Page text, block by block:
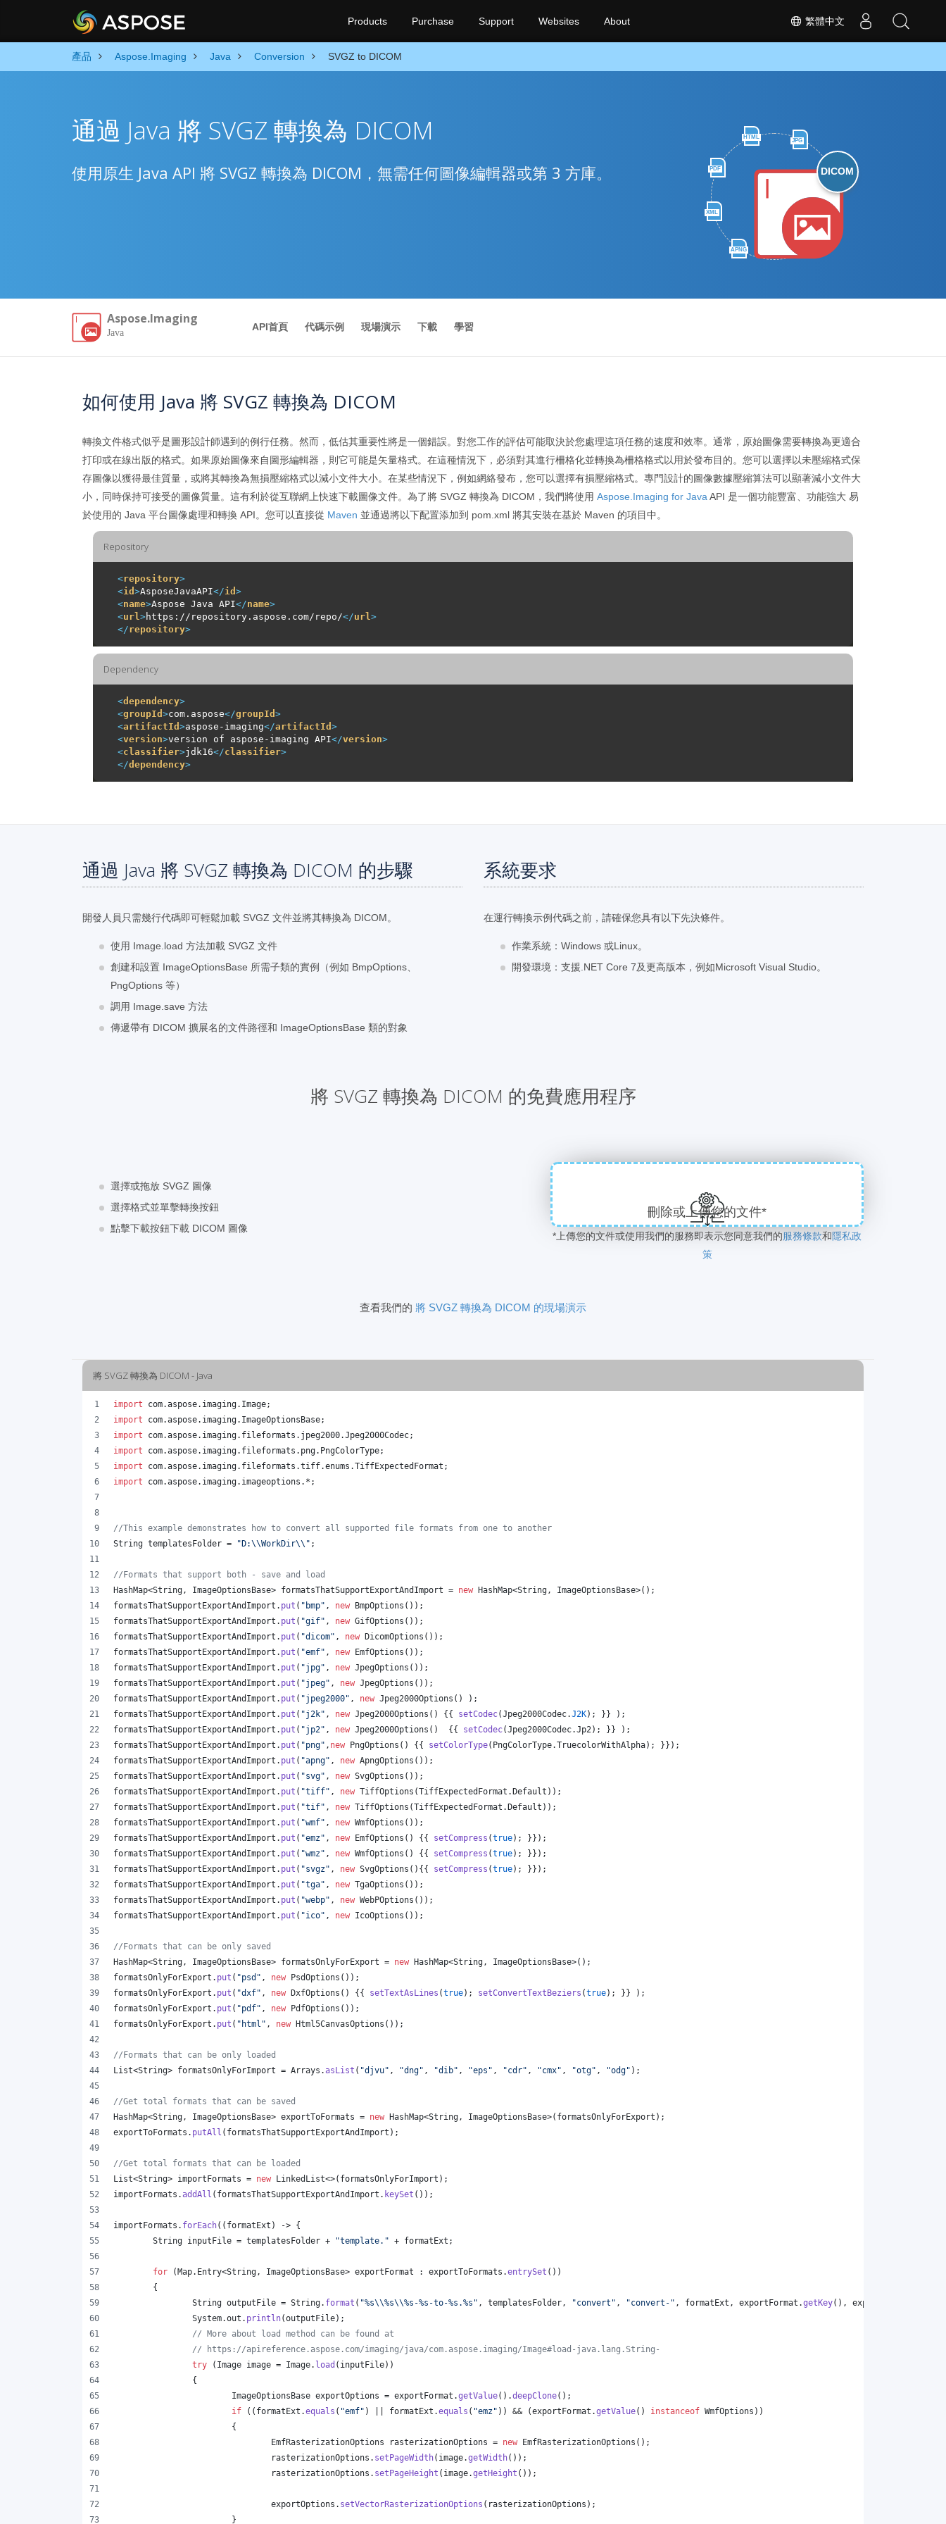
繁體中文
Products Purchase Support Websites About
產品 Aspose.Imaging Java Conversion SVGZ to DICOM
HTML
JPG
PDF
XML
APNG
DICOM
通過 Java 將 SVGZ 轉換為 DICOM
使用原生 Java API 將 SVGZ 轉換為 DICOM，無需任何圖像編輯器或第 3 方庫。
Aspose.Imaging
Java
API首頁 代碼示例 現場演示 下載 學習
如何使用 Java 將 SVGZ 轉換為 DICOM
轉換文件格式似乎是圖形設計師遇到的例行任務。然而，低估其重要性將是一個錯誤。對您工作的評估可能取決於您處理這項任務的速度和效率。通常，原始圖像需要轉換為更適合
打印或在線出版的格式。如果原始圖像來自圖形編輯器，則它可能是矢量格式。在這種情況下，必須對其進行柵格化並轉換為柵格格式以用於發布目的。您可以選擇以未壓縮格式保
存圖像以獲得最佳質量，或將其轉換為無損壓縮格式以減小文件大小。在某些情況下，例如網絡發布，您可以選擇有損壓縮格式。專門設計的圖像數據壓縮算法可以顯著減小文件大
小，同時保持可接受的圖像質量。這有利於從互聯網上快速下載圖像文件。為了將 SVGZ 轉換為 DICOM，我們將使用 Aspose.Imaging for Java API 是一個功能豐富、功能強大 易
於使用的 Java 平台圖像處理和轉換 API。您可以直接從 Maven 並通過將以下配置添加到 pom.xml 將其安裝在基於 Maven 的項目中。
Repository
<repository>
<id >AsposeJavaAPI</id >
<name>Aspose Java API</name>
<url>https://repository.aspose.com/repo/</url>
</repository>
Dependency
<dependency>
<groupId >com.aspose</groupId >
<artifactId >aspose-imaging</artifactId >
<version>version of aspose-imaging API</version>
<classifier>jdk16</classifier>
</dependency>
通過 Java 將 SVGZ 轉換為 DICOM 的步驟
開發人員只需幾行代碼即可輕鬆加載 SVGZ 文件並將其轉換為 DICOM。
使用 Image.load 方法加載 SVGZ 文件
創建和設置 ImageOptionsBase 所需子類的實例（例如 BmpOptions、
PngOptions 等）
調用 Image.save 方法
傳遞帶有 DICOM 擴展名的文件路徑和 ImageOptionsBase 類的對象
系統要求
在運行轉換示例代碼之前，請確保您具有以下先決條件。
作業系統：Windows 或Linux。
開發環境：支援.NET Core 7及更高版本，例如Microsoft Visual Studio。
將 SVGZ 轉換為 DICOM 的免費應用程序
選擇或拖放 SVGZ 圖像
選擇格式並單擊轉換按鈕
點擊下載按鈕下載 DICOM 圖像
刪除或上傳您的文件*
*上傳您的文件或使用我們的服務即表示您同意我們的服務條款和隱私政
策
查看我們的 將 SVGZ 轉換為 DICOM 的現場演示
將 SVGZ 轉換為 DICOM - Java
import com.aspose. imaging. Image;
import
com.aspose. imaging. ImageOptionsBase;
import
com.aspose. imaging. fileformats . jpeg2000.Jpeg2000Codec;
import
com.aspose. imaging. fileformats . png. PngColorType;
import
com.aspose. imaging. fileformats .tiff.enums .TiffExpectedFormat ;
import
com.aspose. imaging. imageoptions .*;
//This example demonstrates how to convert all supported file formats from one to another
String templatesFolder = "D:\\WorkDir\\ " ;
//Formats that support both - save and load
HashMap<String, ImageOptionsBase> formatsThatSupportExportAndImport = new HashMap<String, ImageOptionsBase>();
formatsThatSupportExportAndImport . put ( "bmp" , new BmpOptions ());
formatsThatSupportExportAndImport . put ( "gif" , new GifOptions ());
formatsThatSupportExportAndImport . put ( "dicom" , new DicomOptions ());
formatsThatSupportExportAndImport . put ( "emf" , new EmfOptions ());
formatsThatSupportExportAndImport . put ( "jpg" , new JpegOptions ());
formatsThatSupportExportAndImport . put ( "jpeg" , new JpegOptions ());
formatsThatSupportExportAndImport . put ( "jpeg2000" , new Jpeg2000Options () );
formatsThatSupportExportAndImport . put ( "j2k" , new Jpeg2000Options () {{ setCodec(Jpeg2000Codec.J2K); }} );
formatsThatSupportExportAndImport . put ( "jp2" , new Jpeg2000Options ()  {{ setCodec(Jpeg2000Codec.Jp2); }} );
formatsThatSupportExportAndImport . put ( "png" , new PngOptions () {{ setColorType( PngColorType.TruecolorWithAlpha); }});
formatsThatSupportExportAndImport . put ( "apng" , new ApngOptions ());
formatsThatSupportExportAndImport . put ( "svg" , new SvgOptions ());
formatsThatSupportExportAndImport . put ( "tiff" , new TiffOptions (TiffExpectedFormat . Default ));
formatsThatSupportExportAndImport . put ( "tif" , new TiffOptions (TiffExpectedFormat . Default ));
formatsThatSupportExportAndImport . put ( "wmf" , new WmfOptions ());
formatsThatSupportExportAndImport . put ( "emz" , new EmfOptions () {{ setCompress (true); }});
formatsThatSupportExportAndImport . put ( "wmz" , new WmfOptions () {{ setCompress (true); }});
formatsThatSupportExportAndImport . put ( "svgz" , new SvgOptions (){{ setCompress (true); }});
formatsThatSupportExportAndImport . put ( "tga" , new TgaOptions ());
formatsThatSupportExportAndImport . put ( "webp" , new WebPOptions ());
formatsThatSupportExportAndImport . put ( "ico" , new IcoOptions ());
//Formats that can be only saved
HashMap<String, ImageOptionsBase> formatsOnlyForExport = new HashMap<String, ImageOptionsBase>();
formatsOnlyForExport . put ( "psd" , new PsdOptions ());
formatsOnlyForExport . put ( "dxf" , new DxfOptions () {{ setTextAsLines (true); setConvertTextBeziers (true); }} );
formatsOnlyForExport . put ( "pdf" , new PdfOptions ());
formatsOnlyForExport . put ( "html" , new Html5CanvasOptions ());
//Formats that can be only loaded
List<String> formatsOnlyForImport = Arrays .asList ( "djvu" , "dng" , "dib" , "eps" , "cdr" , "cmx" , "otg" , "odg" );
//Get total formats that can be saved
HashMap<String, ImageOptionsBase> exportToFormats = new HashMap<String, ImageOptionsBase>( formatsOnlyForExport );
exportToFormats . putAll ( formatsThatSupportExportAndImport );
//Get total formats that can be loaded
List<String> importFormats = new LinkedList<>( formatsOnlyForImport );
importFormats .addAll ( formatsThatSupportExportAndImport . keySet ());
importFormats . forEach(( formatExt ) -> {
String inputFile = templatesFolder + "template." + formatExt ;
for ( Map. Entry<String, ImageOptionsBase> exportFormat : exportToFormats .entrySet ())
	{
String outputFile = String. format ( "%s\\%s\\%s-%s-to-%s.%s" , templatesFolder, "convert" , "convert-" , formatExt , exportFormat .getKey(), exportFormat
System.out . println(outputFile);
// More about load method can be found at
// https://apireference.aspose.com/imaging/java/com.aspose.imaging/Image#load-java.lang.String-
try ( Image image = Image. load ( inputFile))
		{
ImageOptionsBase exportOptions = exportFormat .getValue().deepClone();
if (( formatExt .equals ( "emf" ) || formatExt .equals ( "emz" )) && (exportFormat .getValue() instanceof WmfOptions ))
			{
EmfRasterizationOptions
rasterizationOptions = new EmfRasterizationOptions ();
rasterizationOptions . setPageWidth( image.getWidth());
rasterizationOptions . setPageHeight ( image.getHeight ());
exportOptions . setVectorRasterizationOptions ( rasterizationOptions );
			}